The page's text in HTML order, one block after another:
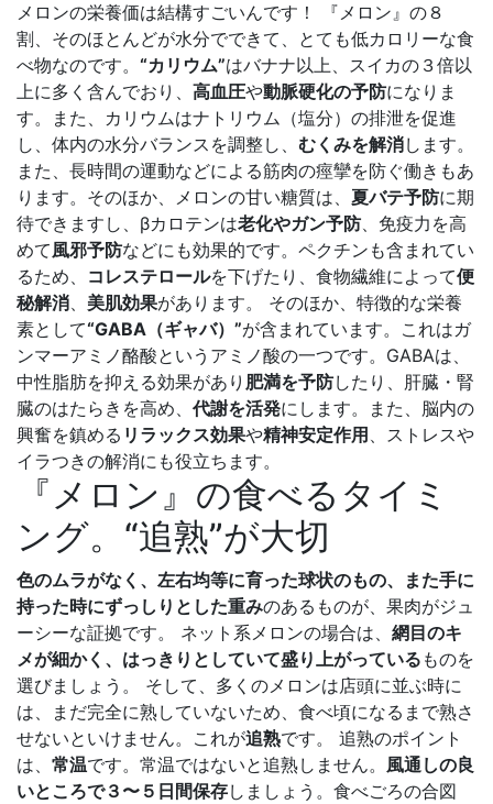
メロンの栄養価は結構すごいんです！ 『メロン』の８
割、そのほとんどが水分でできて、とても低カロリーな食
べ物なのです。 “カリウム”はバナナ以上、スイカの３倍以
上に多く含んでおり、 高血圧や動脈硬化の予防になりま
す。また、カリウムはナトリウム（塩分）の排泄を促進
し、体内の水分バランスを調整し、 むくみを解消します。
また、長時間の運動などによる筋肉の痙攣を防ぐ働きもあ
ります。そのほか、メロンの甘い糖質は、 夏バテ予防に期
待できますし、βカロテンは老化やガン予防、免疫力を高
めて風邪予防などにも効果的です。ペクチンも含まれてい
るため、 コレステロールを下げたり、食物繊維によって便
秘解消、 美肌効果があります。 そのほか、特徴的な栄養
素として“GABA（ギャバ）”が含まれています。これはガ
ンマーアミノ酪酸というアミノ酸の一つです。GABAは、
中性脂肪を抑える効果があり 肥満を予防したり、肝臓・腎
臓のはたらきを高め、 代謝を活発にします。また、脳内の
興奮を鎮める リラックス効果や精神安定作用 、ストレスや
イラつきの解消にも役立ちます。
『メロン』の食べるタイミ
ング。“追熟”が大切
色のムラがなく、左右均等に育った球状のもの、また手に
持った時にずっしりとした重みのあるものが、果肉がジュ
ーシーな証拠です。 ネット系メロンの場合は、 網目のキ
メが細かく、はっきりとしていて盛り上がっている ものを
選びましょう。 そして、多くのメロンは店頭に並ぶ時に
は、まだ完全に熟していないため、食べ頃になるまで熟さ
せないといけません。これが追熟です。 追熟のポイント
は、 常温です。常温ではないと追熟しません。 風通しの良
いところで３〜５日間保存しましょう。食べごろの合図